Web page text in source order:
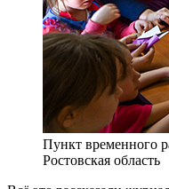
Пункт временного
Ростовская область